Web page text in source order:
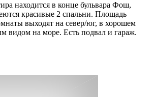
находится в конце бульвара Фош,
красивые 2 спальни. Площадь
выходят на север/юг, в хорошем
видом на море. Есть подвал и гараж.